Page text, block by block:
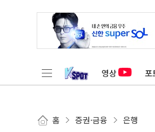
영상 포
홈 증권·금융 은행